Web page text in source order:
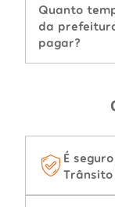
Quanto
da
pagar?
É